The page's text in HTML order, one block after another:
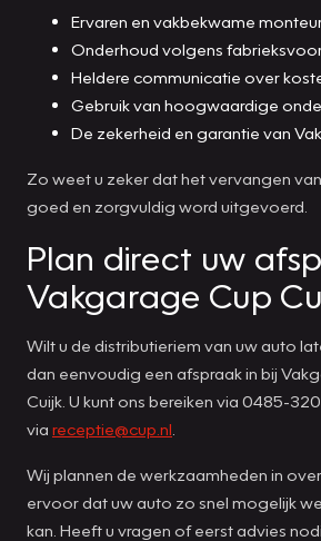
Ervaren en vakbekwame
Onderhoud volgens
Heldere communicatie over
Gebruik van hoogwaardige
De zekerheid en garantie van
Zo weet u zeker dat het vervangen
goed en zorgvuldig word uitgevoerd.
Plan direct uw
Vakgarage Cup
Wilt u de distributieriem van uw auto
dan eenvoudig een afspraak in bij
Cuijk. U kunt ons bereiken via 0485-
via receptie@cup.nl
Wij plannen de werkzaamheden in
ervoor dat uw auto zo snel mogelijk
kan. Heeft u vragen of eerst advies